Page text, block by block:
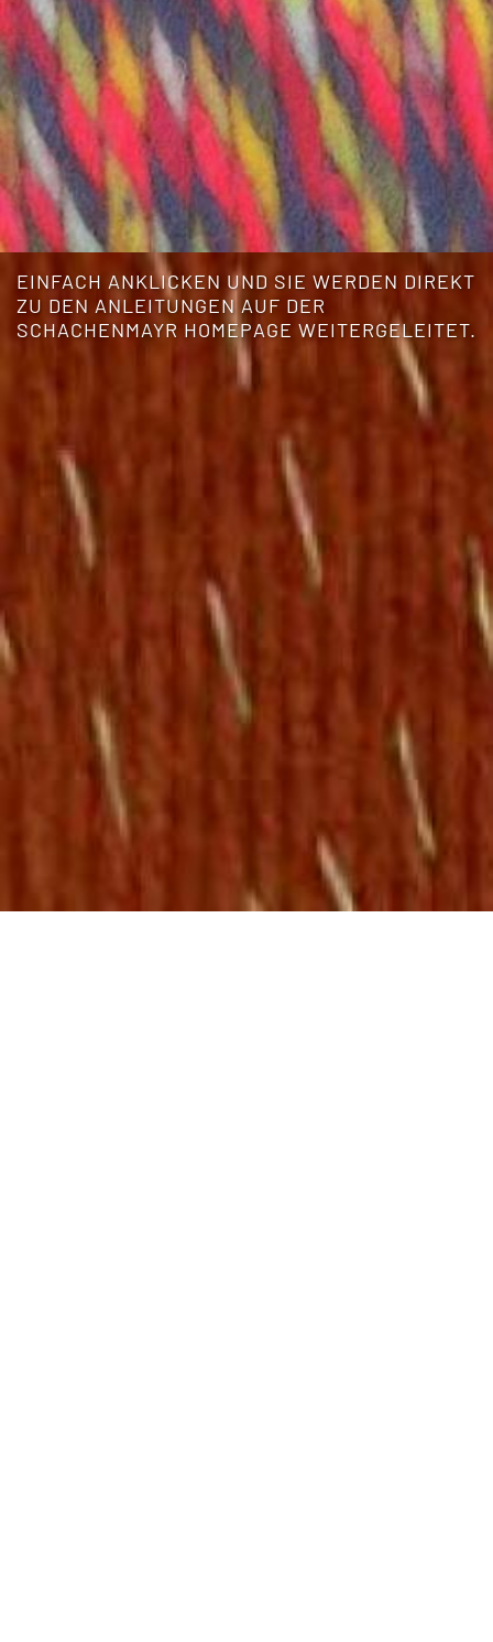
EINFACH ANKLICKEN UND SIE WERDEN DIREKT
ZU DEN ANLEITUNGEN AUF DER
SCHACHENMAYR HOMEPAGE WEITERGELEITET.